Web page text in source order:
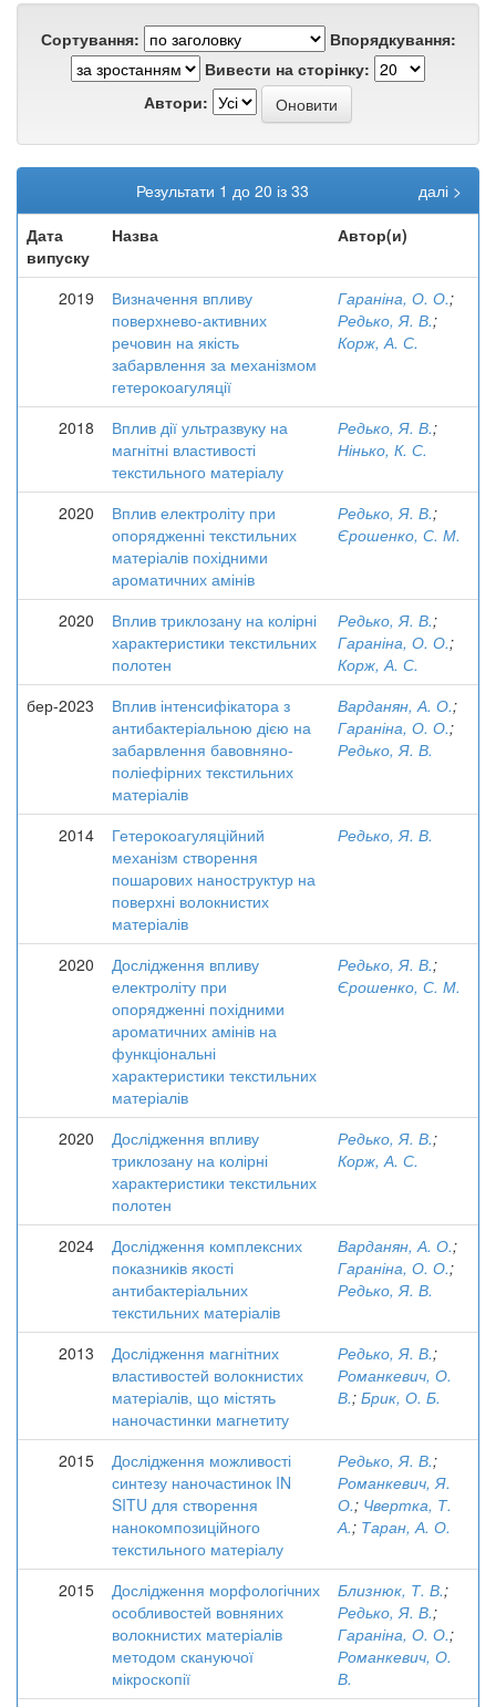
Сортування:
Впорядкування:
Вивести на сторінку:
Автори:
Результати 1 до 20 із 33
далі >
Дата
випуску
Назва Автор(и)
2019
Визначення впливу
поверхнево-активних
речовин на якість
забарвлення за механізмом
гетерокоагуляції
Гараніна, О. О.;
Редько, Я. В.;
Корж, А. С.
2018
Вплив дії ультразвуку на
магнітні властивості
текстильного матеріалу
Редько, Я. В.;
Нінько, К. С.
2020
Вплив електроліту при
опорядженні текстильних
матеріалів похідними
ароматичних амінів
Редько, Я. В.;
Єрошенко, С. М.
2020
Вплив триклозану на колірні
характеристики текстильних
полотен
Редько, Я. В.;
Гараніна, О. О.;
Корж, А. С.
бер-2023
Вплив інтенсифікатора з
антибактеріальною дією на
забарвлення бавовняно-
поліефірних текстильних
матеріалів
Варданян, А. О.;
Гараніна, О. О.;
Редько, Я. В.
2014
Гетерокоагуляційний
механізм створення
пошарових наноструктур на
поверхні волокнистих
матеріалів
Редько, Я. В.
2020
Дослідження впливу
електроліту при
опорядженні похідними
ароматичних амінів на
функціональні
характеристики текстильних
матеріалів
Редько, Я. В.;
Єрошенко, С. М.
2020
Дослідження впливу
триклозану на колірні
характеристики текстильних
полотен
Редько, Я. В.;
Корж, А. С.
2024
Дослідження комплексних
показників якості
антибактеріальних
текстильних матеріалів
Варданян, А. О.;
Гараніна, О. О.;
Редько, Я. В.
2013
Дослідження магнітних
властивостей волокнистих
матеріалів, що містять
наночастинки магнетиту
Редько, Я. В.;
Романкевич, О.
В.; Брик, О. Б.
2015
Дослідження можливості
синтезу наночастинок IN
SITU для створення
нанокомпозиційного
текстильного матеріалу
Редько, Я. В.;
Романкевич, Я.
О.; Чвертка, Т.
А.; Таран, А. О.
2015
Дослідження морфологічних
особливостей вовняних
волокнистих матеріалів
методом скануючої
мікроскопії
Близнюк, Т. В.;
Редько, Я. В.;
Гараніна, О. О.;
Романкевич, О.
В.